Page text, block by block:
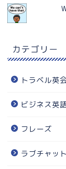
カテゴリー
トラベル英
ビジネス英
フレーズ
ラブチャット